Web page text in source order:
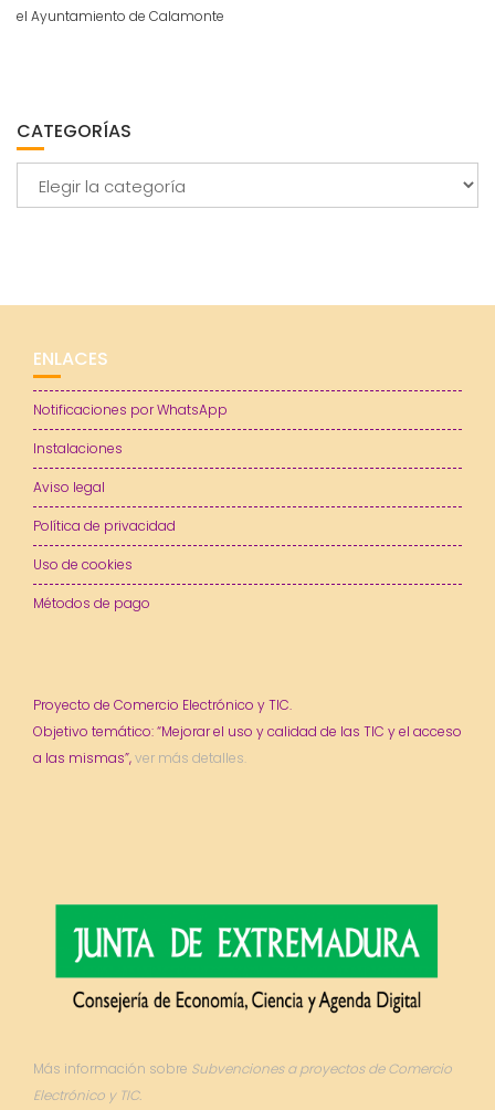
el Ayuntamiento de Calamonte
CATEGORÍAS
ENLACES
Notificaciones por WhatsApp
Instalaciones
Aviso legal
Política de privacidad
Uso de cookies
Métodos de pago
Proyecto de Comercio Electrónico y TIC.
Objetivo temático: “Mejorar el uso y calidad de las TIC y el acceso
a las mismas”,ver más detalles.
Más información sobre Subvenciones a proyectos de Comercio
Electrónico y TIC.